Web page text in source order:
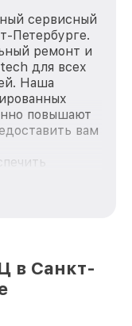
сервисный
Петербурге.
ремонт и
для всех
Наша
повышают
вам
для
Infratech,
в
в Санкт-